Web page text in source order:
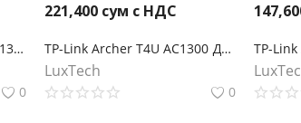
TP-Link Archer T4U Plus AC1300 Wi-Fi USB‑адаптер высокого усиления с двумя антеннами
0
221,400 сум с НДС
TP-Link Archer T4U AC1300 Двухдиапазонный Wi‑Fi USB‑адаптер
LuxTech
0